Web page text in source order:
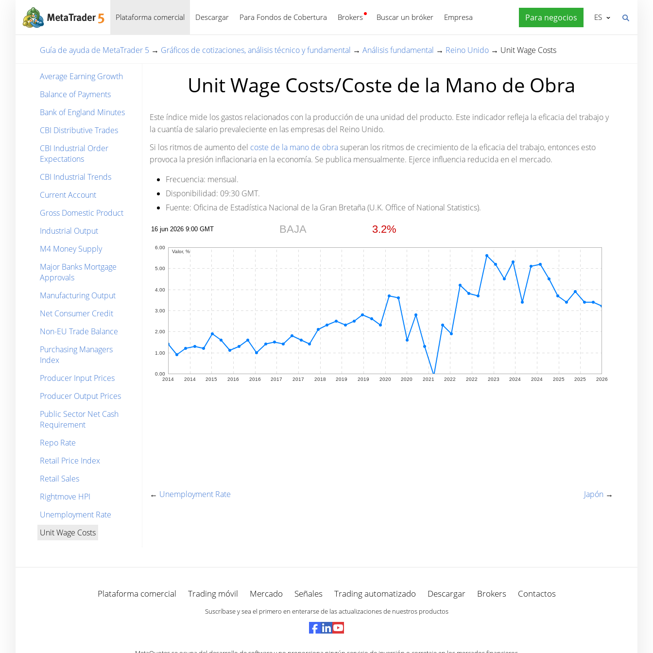
Plataforma comercial Descargar Para Fondos de Cobertura Brokers Buscar un bróker Empresa Para negocios
Español ES
Guía de ayuda de MetaTrader 5 → Gráficos de cotizaciones, análisis técnico y fundamental → Análisis fundamental → Reino Unido → Unit Wage Costs
Average Earning Growth
Balance of Payments
Bank of England Minutes
CBI Distributive Trades
CBI Industrial Order
Expectations
CBI Industrial Trends
Current Account
Gross Domestic Product
Industrial Output
M4 Money Supply
Major Banks Mortgage
Approvals
Manufacturing Output
Net Consumer Credit
Non-EU Trade Balance
Purchasing Managers
Index
Producer Input Prices
Producer Output Prices
Public Sector Net Cash
Requirement
Repo Rate
Retail Price Index
Retail Sales
Rightmove HPI
Unemployment Rate
Unit Wage Costs
Unit Wage Costs/Coste de la Mano de Obra
Este índice mide los gastos relacionados con la producción de una unidad del producto. Este indicador refleja la eficacia del trabajo y
la cuantía de salario prevaleciente en las empresas del Reino Unido.
Si los ritmos de aumento del coste de la mano de obrasuperan los ritmos de crecimiento de la eficacia del trabajo, entonces esto
provoca la presión inflacionaria en la economía. Se publica mensualmente. Ejerce influencia reducida en el mercado.
Frecuencia: mensual.
Disponibilidad: 09:30 GMT.
Fuente: Oficina de Estadística Nacional de la Gran Bretaña (U.K. Office of National Statistics).
← Unemployment Rate Japón →
Plataforma comercial Trading móvil Mercado Señales Trading automatizado Descargar Brokers Contactos
Suscríbase y sea el primero en enterarse de las actualizaciones de nuestros productos